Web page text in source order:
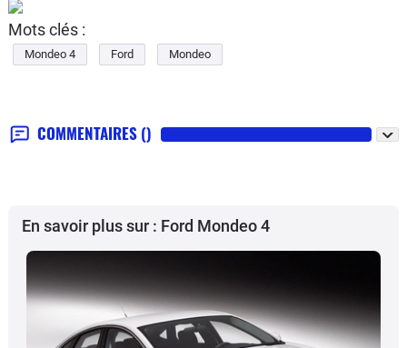
Mots clés :
Mondeo 4 Ford Mondeo
COMMENTAIRES ()
En savoir plus sur : Ford Mondeo 4